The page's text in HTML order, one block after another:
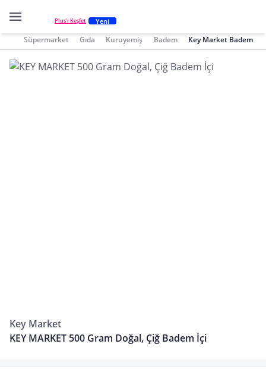
Plus'ı Keşfet Yeni
Süpermarket Gıda Kuruyemiş Badem Key Market Badem
Key Market
KEY MARKET 500 Gram Doğal, Çiğ Badem İçi